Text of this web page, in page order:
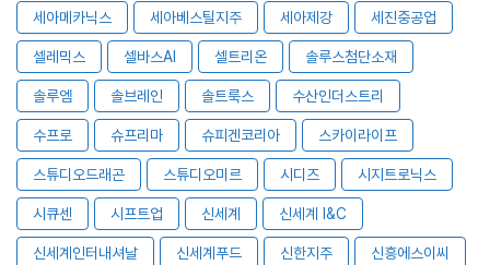
세아메카닉스 세아베스틸지주 세아제강 세진중공업
셀레믹스 셀바스AI 셀트리온 솔루스첨단소재
솔루엠 솔브레인 솔트룩스 수산인더스트리
수프로 슈프리마 슈피겐코리아 스카이라이프
스튜디오드래곤 스튜디오미르 시디즈 시지트로닉스
시큐센 시프트업 신세계 신세계 I&C
신세계인터내셔날 신세계푸드 신한지주 신흥에스이씨